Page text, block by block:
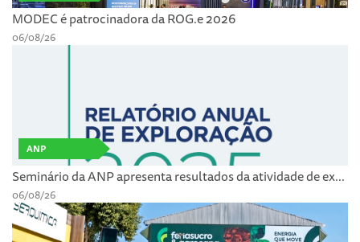
MODEC é patrocinadora da ROG.e 2026
06/08/26
ANP
Seminário da ANP apresenta resultados da atividade de ex...
06/08/26